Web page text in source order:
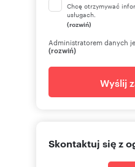
Chcę otrzymywać
usługach.
(rozwiń)
Administratorem danych
(rozwiń)
Wyślij
Skontaktuj się z